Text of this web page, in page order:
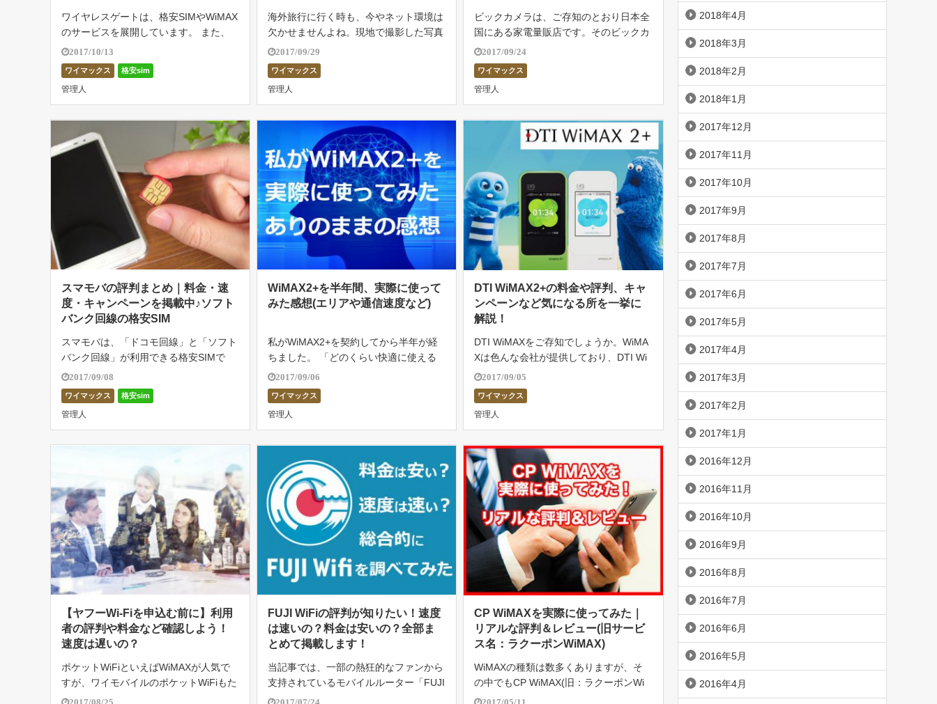
ワイヤレスゲートは、格安SIMやWiMAX
のサービスを展開しています。 また、
格安SIMやWiMAXを契約すると、それぞ
れの通信サービスに加えて街中にあるWi
-Fiスポットを利用可能になるのがワイヤ
レスゲートの大きな特徴 […]
2017/10/13
ワイマックス 格安sim
管理人
海外旅行に行く時も、今やネット環境は
欠かせませんよね。現地で撮影した写真
を送ったり、日本にいる家族や友人とす
ぐ連絡を取ったりするには、ネットが必
須です。 また、ネットが使えなけれ
ば、旅先で道に迷うなどのトラブルが起
こった […]
2017/09/29
ワイマックス
管理人
ビックカメラは、ご存知のとおり日本全
国にある家電量販店です。そのビックカ
メラで契約できるのが、今回紹介するBI
C WiMAXです。 この記事では、ビック
カメラ発のBIC WiMAXの評判や料金など
について詳しく解説します […]
2017/09/24
ワイマックス
管理人
スマモバの評判まとめ｜料金・速
度・キャンペーンを掲載中♪ソフト
バンク回線の格安SIM
スマモバは、「ドコモ回線」と「ソフト
バンク回線」が利用できる格安SIMで
す。また、LTE使い放題プランや色々な
料金プランから選べるのが特徴的です。
しかし、スマモバは注意点が多く、契約
前によく確認する必要があります。 そ
[…]
2017/09/08
ワイマックス 格安sim
管理人
WiMAX2+を半年間、実際に使って
みた感想(エリアや通信速度など)
私がWiMAX2+を契約してから半年が経
ちました。 「どのくらい快適に使える
のか」「エリア内であれば確実に電波は
届くか」などなど、WiMAX2+に関して
気になっている人も多いことでしょう。
今回は私が実際に半年間、WiM […]
2017/09/06
ワイマックス
管理人
DTI WiMAX2+の料金や評判、キャ
ンペーンなど気になる所を一挙に
解説！
DTI WiMAXをご存知でしょうか。WiMA
Xは色んな会社が提供しており、DTI Wi
MAXもまたその中の一つです。 DTIが提
供するWiMAXの評判はどうなのか、気
になる方も多いでしょう。この記事では
DTI WiMA […]
2017/09/05
ワイマックス
管理人
【ヤフーWi-Fiを申込む前に】利用
者の評判や料金など確認しよう！
速度は遅いの？
ポケットWiFiといえばWiMAXが人気で
すが、ワイモバイルのポケットWiFiもた
くさんあります。ヤフーWi-Fiは、ワイ
FUJI WiFiの評判が知りたい！速度
は速いの？料金は安いの？全部ま
とめて掲載します！
当記事では、一部の熱狂的なファンから
支持されているモバイルルーター「FUJI
WiFi」の速度・料金や評判などの紹介を
CP WiMAXを実際に使ってみた｜
リアルな評判＆レビュー(旧サービ
ス名：ラクーポンWiMAX)
WiMAXの種類は数多くありますが、そ
の中でもCP WiMAX(旧：ラクーポンWi
MAX)は月額料金が安いということで有
2018年4月
2018年3月
2018年2月
2018年1月
2017年12月
2017年11月
2017年10月
2017年9月
2017年8月
2017年7月
2017年6月
2017年5月
2017年4月
2017年3月
2017年2月
2017年1月
2016年12月
2016年11月
2016年10月
2016年9月
2016年8月
2016年7月
2016年6月
2016年5月
2016年4月